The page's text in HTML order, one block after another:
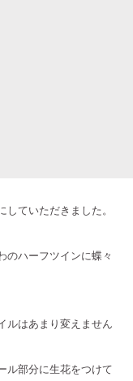
ていただきました。
のハーフツインに蝶々
ルはあまり変えません
ル部分に生花をつけて